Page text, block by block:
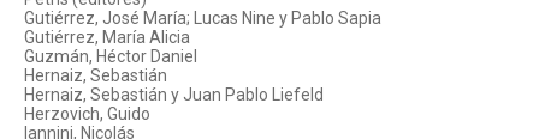
Gutiérrez, José María; Lucas Nine y Pablo Sapia
Gutiérrez, María Alicia
Guzmán, Héctor Daniel
Hernaiz, Sebastián
Hernaiz, Sebastián y Juan Pablo Liefeld
Herzovich, Guido
Iannini, Nicolás